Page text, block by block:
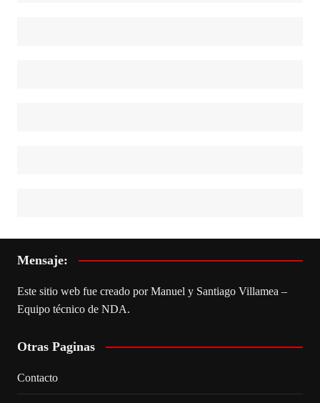
Mensaje:
Este sitio web fue creado por Manuel y Santiago Villamea –
Equipo técnico de NDA.
Otras Paginas
Contacto